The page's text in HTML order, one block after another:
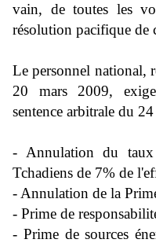
vain, de toutes les
résolution pacifique de
Le personnel national,
20 mars 2009,
sentence arbitrale du
- Annulation du taux
Tchadiens de 7% de
- Annulation de la
- Prime de
- Prime de sources